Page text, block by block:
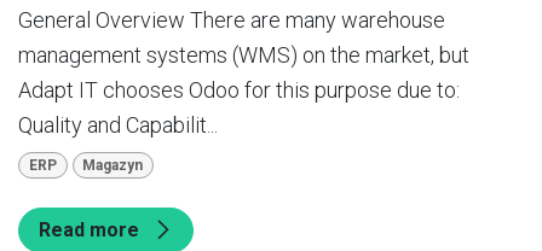
General Overview There are many warehouse
management systems (WMS) on the market, but
Adapt IT chooses Odoo for this purpose due to:
Quality and Capabilit...
ERP Magazyn
Read more